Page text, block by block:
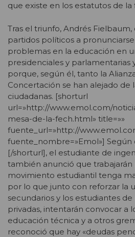
que existe en los estatutos de la
Tras el triunfo, Andrés
partidos políticos a
problemas en la educación en
presidenciales y
porque, según él, tanto la
Concertación se han alejado de
ciudadanas. [shorturl
url=»http://www.emol.com/
mesa-de-la-fech.html» title=»»
fuente_url=»http://
fuente_nombre=»Emol»] Según
[/shorturl], el estudiante de
también anunció que trabajarán
movimiento estudiantil tenga
por lo que junto con reforzar la
secundarios y los estudiantes de
privadas, intentarán convocar a
educación técnica y a otros
reconoció que hay «deudas